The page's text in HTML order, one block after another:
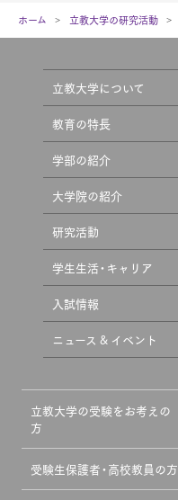
ホーム 立教大学の研究活動
立教大学について
教育の特長
学部の紹介
大学院の紹介
研究活動
学生生活・キャリア
入試情報
ニュース & イベント
立教大学の受験をお考えの
方
受験生保護者・高校教員の方